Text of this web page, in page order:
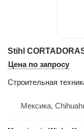
Stihl
Цена по запросу
Строительная
Мексика,